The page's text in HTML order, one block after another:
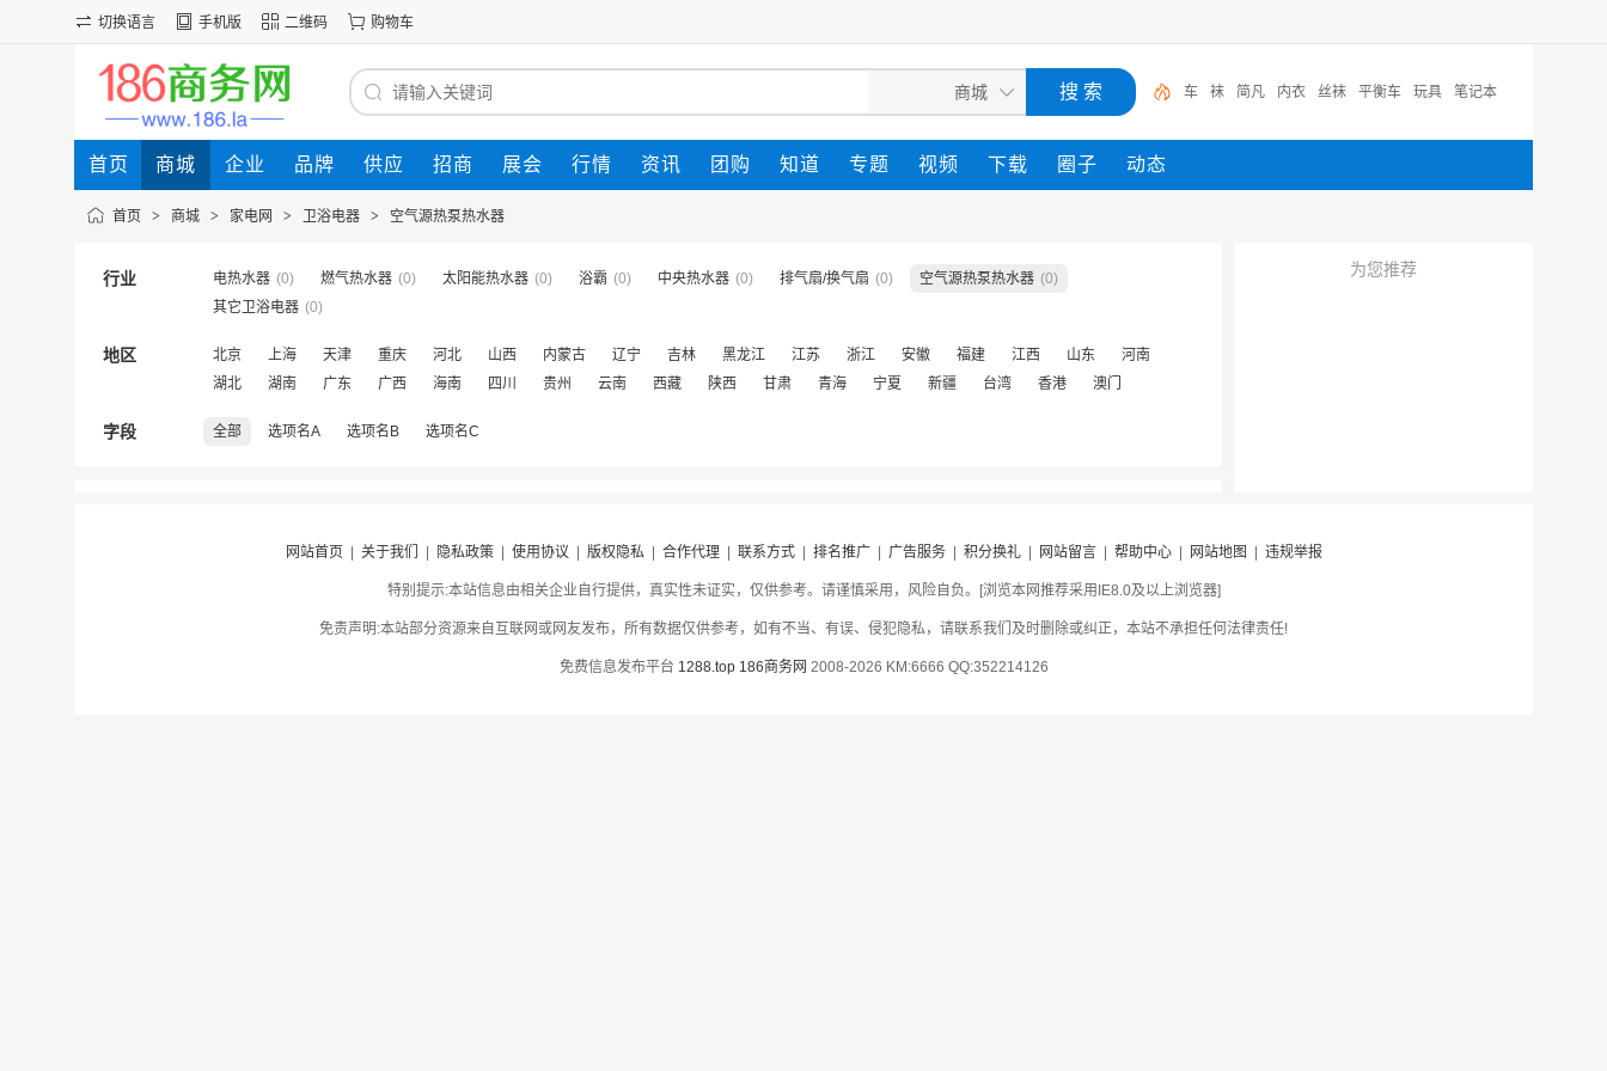
切换语言 手机版 二维码 购物车
车 袜 简凡 内衣 丝袜 平衡车 玩具 笔记本
首页 商城 企业 品牌 供应 招商 展会 行情 资讯 团购 知道 专题 视频 下载 圈子 动态
首页 > 商城 > 家电网 > 卫浴电器 > 空气源热泵热水器
行业 电热水器 (0) 燃气热水器 (0) 太阳能热水器 (0) 浴霸 (0) 中央热水器 (0) 排气扇/换气扇 (0) 空气源热泵热水器 (0)
其它卫浴电器 (0)
地区 北京 上海 天津 重庆 河北 山西 内蒙古 辽宁 吉林 黑龙江 江苏 浙江 安徽 福建 江西 山东
河南
湖北
湖南 广东 广西 海南 四川 贵州 云南 西藏 陕西 甘肃 青海 宁夏 新疆 台湾 香港 澳门
字段 全部 选项名A 选项名B 选项名C
为您推荐
网站首页 关于我们 隐私政策| 使用协议 版权隐私| 合作代理| 联系方式| 排名推广| 广告服务| 积分换礼| 网站留言| 帮助中心| 网站地图 违规举报
特别提示:本站信息由相关企业自行提供，真实性未证实，仅供参考。请谨慎采用，风险自负。[浏览本网推荐采用IE8.0及以上浏览器]
免责声明:本站部分资源来自互联网或网友发布，所有数据仅供参考，如有不当、有误、侵犯隐私，请联系我们及时删除或纠正，本站不承担任何法律责任!
免费信息发布平台 1288.top 186商务网 2008-2026 KM:6666 QQ:352214126